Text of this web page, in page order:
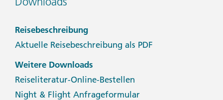
Reisebeschreibung
Aktuelle Reisebeschreibung als PDF
Weitere Downloads
Reiseliteratur-Online-Bestellen
Night & Flight Anfrageformular